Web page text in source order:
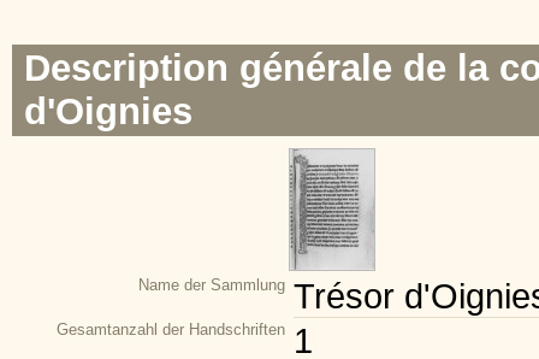
Description générale de la
d'Oignies
Name der Sammlung Trésor
Gesamtanzahl der Handschriften 1